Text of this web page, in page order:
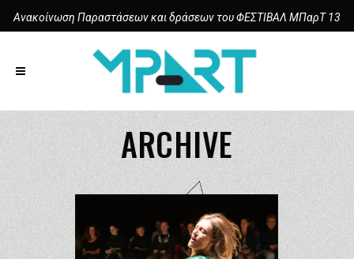
Ανακοίνωση Παραστάσεων και δράσεων του ΦΕΣΤΙΒΑΛ ΜΠαρΤ 13
ARCHIVE